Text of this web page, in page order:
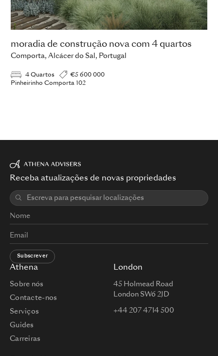
moradia de construção nova com 4 quartos
Comporta, Alcácer do Sal, Portugal
4 Quartos
€5 600 000
Pinheirinho Comporta 102
Athena
Sobre nós
Contacte-nos
Serviços
Guides
Carreiras
London
45 Holmead Road
London SW6 2JD
+44 207 4714 500
Receba atualizações de novas propriedades
Subscrever